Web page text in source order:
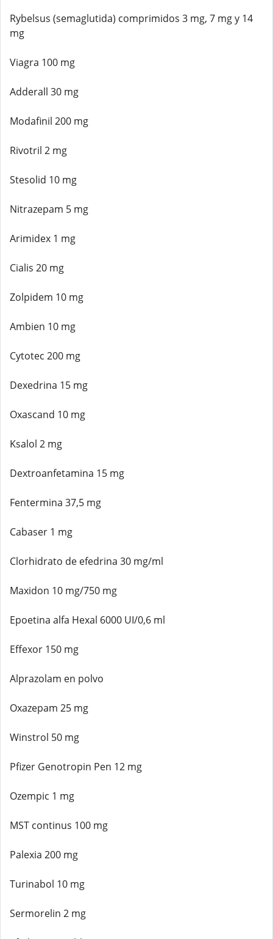
Rybelsus (semaglutida) comprimidos 3 mg, 7 mg y 14
mg
Viagra 100 mg
Adderall 30 mg
Modafinil 200 mg
Rivotril 2 mg
Stesolid 10 mg
Nitrazepam 5 mg
Arimidex 1 mg
Cialis 20 mg
Zolpidem 10 mg
Ambien 10 mg
Cytotec 200 mg
Dexedrina 15 mg
Oxascand 10 mg
Ksalol 2 mg
Dextroanfetamina 15 mg
Fentermina 37,5 mg
Cabaser 1 mg
Clorhidrato de efedrina 30 mg/ml
Maxidon 10 mg/750 mg
Epoetina alfa Hexal 6000 UI/0,6 ml
Effexor 150 mg
Alprazolam en polvo
Oxazepam 25 mg
Winstrol 50 mg
Pfizer Genotropin Pen 12 mg
Ozempic 1 mg
MST continus 100 mg
Palexia 200 mg
Turinabol 10 mg
Sermorelin 2 mg